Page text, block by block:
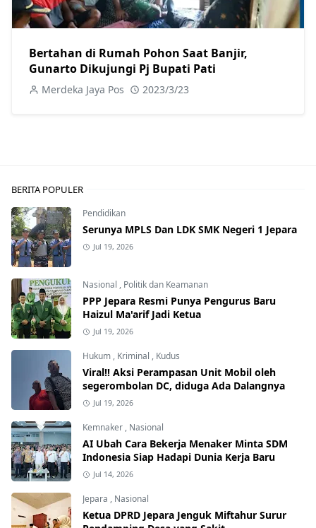
Bertahan di Rumah Pohon Saat Banjir,
Gunarto Dikujungi Pj Bupati Pati
Merdeka Jaya Pos 2023/3/23
BERITA POPULER
Pendidikan
Serunya MPLS Dan LDK SMK Negeri 1 Jepara
Jul 19, 2026
Nasional , Politik dan Keamanan
PPP Jepara Resmi Punya Pengurus Baru
Haizul Ma'arif Jadi Ketua
Jul 19, 2026
Hukum , Kriminal , Kudus
Viral!! Aksi Perampasan Unit Mobil oleh
segerombolan DC, diduga Ada Dalangnya
Jul 19, 2026
Kemnaker , Nasional
AI Ubah Cara Bekerja Menaker Minta SDM
Indonesia Siap Hadapi Dunia Kerja Baru
Jul 14, 2026
Jepara , Nasional
Ketua DPRD Jepara Jenguk Miftahur Surur